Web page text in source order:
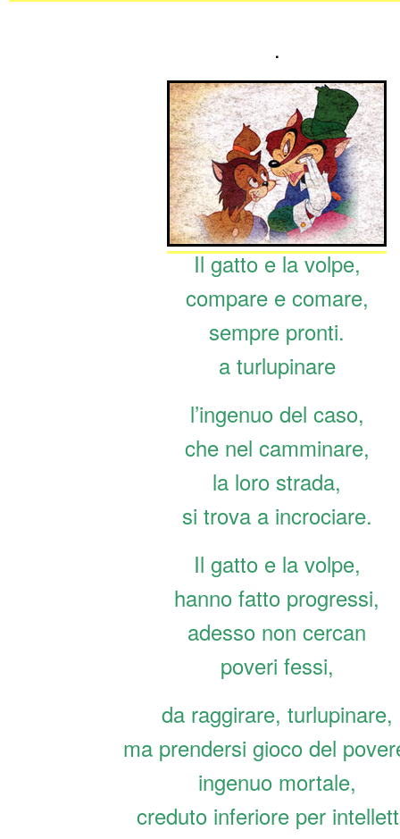
.
Il gatto e la volpe,
compare e comare,
sempre pronti.
a turlupinare
l’ingenuo del caso,
che nel camminare,
la loro strada,
si trova a incrociare.
Il gatto e la volpe,
hanno fatto progressi,
adesso non cercan
poveri fessi,
da raggirare, turlupinare,
ma prendersi gioco del
ingenuo mortale,
creduto inferiore per